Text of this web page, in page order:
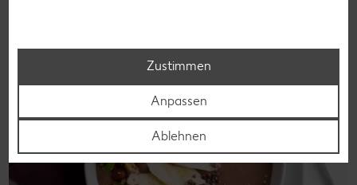
Zustimmen
Anpassen
Ablehnen